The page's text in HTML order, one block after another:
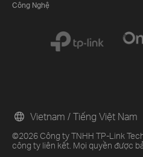
Công Nghệ
©2026 Công ty TNHH TP-Link
công ty liên kết. Mọi quyền được
Vietnam / Tiếng Việt Nam